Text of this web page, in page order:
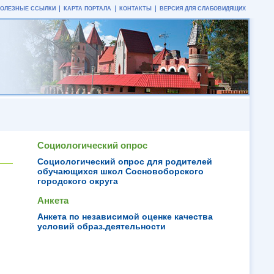
ССЫЛКИ КАРТА ПОРТАЛА КОНТАКТЫ ВЕРСИЯ ДЛЯ СЛАБОВИДЯЩИХ
Социологический опрос
Социологический опрос для родителей
обучающихся школ Сосновоборского
городского округа
Анкета
Анкета по независимой оценке качества
условий образ.деятельности